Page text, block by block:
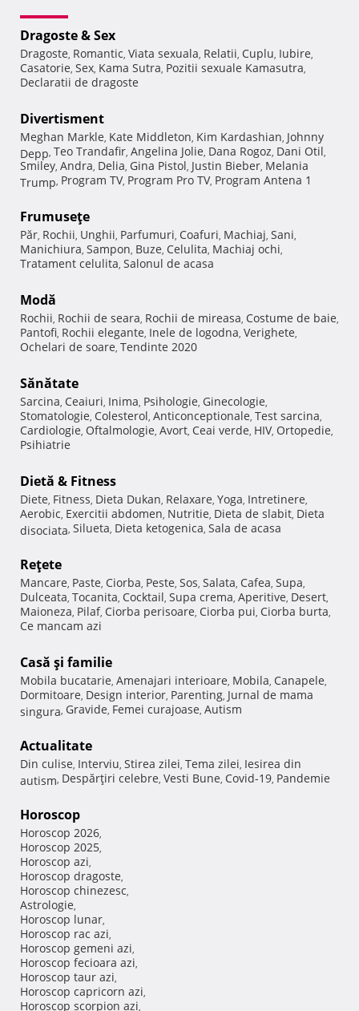
Dragoste & Sex
Dragoste, Romantic, Viata sexuala, Relatii, Cuplu, Iubire,
Casatorie, Sex, Kama Sutra, Pozitii sexuale Kamasutra,
Declaratii de dragoste
Divertisment
Meghan Markle, Kate Middleton, Kim Kardashian, Johnny
Depp, Teo Trandafir, Angelina Jolie, Dana Rogoz, Dani Otil,
Smiley, Andra, Delia, Gina Pistol, Justin Bieber, Melania
Trump, Program TV, Program Pro TV, Program Antena 1
Frumuseţe
Păr, Rochii, Unghii, Parfumuri, Coafuri, Machiaj, Sani,
Manichiura, Sampon, Buze, Celulita, Machiaj ochi,
Tratament celulita, Salonul de acasa
Modă
Rochii, Rochii de seara, Rochii de mireasa, Costume de baie,
Pantofi, Rochii elegante, Inele de logodna, Verighete,
Ochelari de soare, Tendinte 2020
Sănătate
Sarcina, Ceaiuri, Inima, Psihologie, Ginecologie,
Stomatologie, Colesterol, Anticonceptionale, Test sarcina,
Cardiologie, Oftalmologie, Avort, Ceai verde, HIV, Ortopedie,
Psihiatrie
Dietă & Fitness
Diete, Fitness, Dieta Dukan, Relaxare, Yoga, Intretinere,
Aerobic, Exercitii abdomen, Nutritie, Dieta de slabit, Dieta
disociata, Silueta, Dieta ketogenica, Sala de acasa
Reţete
Mancare, Paste, Ciorba, Peste, Sos, Salata, Cafea, Supa,
Dulceata, Tocanita, Cocktail, Supa crema, Aperitive, Desert,
Maioneza, Pilaf, Ciorba perisoare, Ciorba pui, Ciorba burta,
Ce mancam azi
Casă şi familie
Mobila bucatarie, Amenajari interioare, Mobila, Canapele,
Dormitoare, Design interior, Parenting, Jurnal de mama
singura, Gravide, Femei curajoase, Autism
Actualitate
Din culise, Interviu, Stirea zilei, Tema zilei, Iesirea din
autism, Despărţiri celebre, Vesti Bune, Covid-19, Pandemie
Horoscop
Horoscop 2026,
Horoscop 2025,
Horoscop azi,
Horoscop dragoste,
Horoscop chinezesc,
Astrologie,
Horoscop lunar,
Horoscop rac azi,
Horoscop gemeni azi,
Horoscop fecioara azi,
Horoscop taur azi,
Horoscop capricorn azi,
Horoscop scorpion azi,